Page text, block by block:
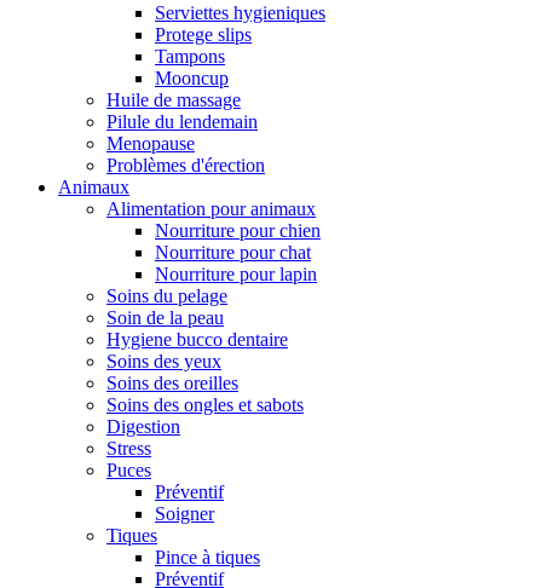
Serviettes hygieniques
Protege slips
Tampons
Mooncup
Huile de massage
Pilule du lendemain
Menopause
Problèmes d'érection
Animaux
Alimentation pour animaux
Nourriture pour chien
Nourriture pour chat
Nourriture pour lapin
Soins du pelage
Soin de la peau
Hygiene bucco dentaire
Soins des yeux
Soins des oreilles
Soins des ongles et sabots
Digestion
Stress
Puces
Préventif
Soigner
Tiques
Pince à tiques
Préventif